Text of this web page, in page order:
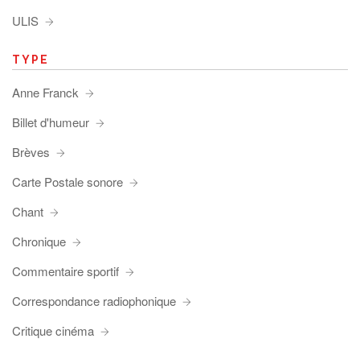
ULIS
TYPE
Anne Franck
Billet d'humeur
Brèves
Carte Postale sonore
Chant
Chronique
Commentaire sportif
Correspondance radiophonique
Critique cinéma